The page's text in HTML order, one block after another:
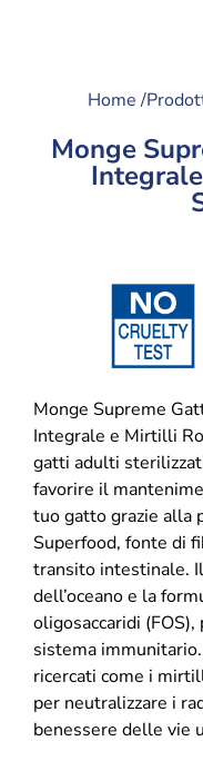
Home /
Monge
Monge Supreme
Integrale e Mirtilli
gatti adulti
favorire il
tuo gatto grazie alla
Superfood, fonte di
transito intestinale.
dell’oceano e la
oligosaccaridi
sistema
ricercati come i
per neutralizzare i
benessere delle vie